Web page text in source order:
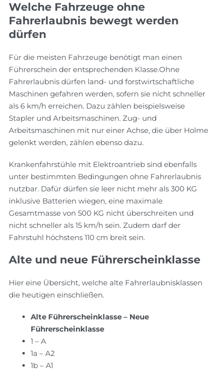
Welche Fahrzeuge ohne
Fahrerlaubnis bewegt werden
dürfen
Für die meisten Fahrzeuge benötigt man einen
Führerschein der entsprechenden Klasse.Ohne
Fahrerlaubnis dürfen land- und forstwirtschaftliche
Maschinen gefahren werden, sofern sie nicht schneller
als 6 km/h erreichen. Dazu zählen beispielsweise
Stapler und Arbeitsmaschinen. Zug- und
Arbeitsmaschinen mit nur einer Achse, die über Holme
gelenkt werden, zählen ebenso dazu.
Krankenfahrstühle mit Elektroantrieb sind ebenfalls
unter bestimmten Bedingungen ohne Fahrerlaubnis
nutzbar. Dafür dürfen sie leer nicht mehr als 300 KG
inklusive Batterien wiegen, eine maximale
Gesamtmasse von 500 KG nicht überschreiten und
nicht schneller als 15 km/h sein. Zudem darf der
Fahrstuhl höchstens 110 cm breit sein.
Alte und neue Führerscheinklasse
Hier eine Übersicht, welche alte Fahrerlaubnisklassen
die heutigen einschließen.
Alte Führerscheinklasse – Neue
Führerscheinklasse
1 – A
1a – A2
1b – A1